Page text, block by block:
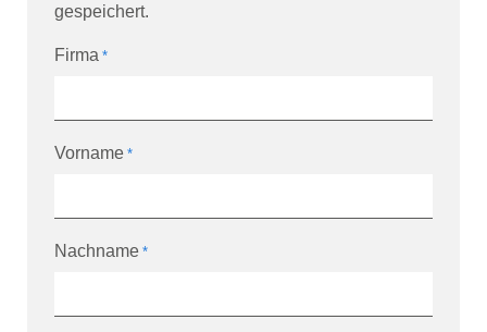
gespeichert.
Firma *
Vorname *
Nachname *